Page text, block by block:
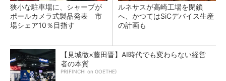
狭小な駐車場に、シャープが
ポールカメラ式製品発表 市
場シェア10％目指す
ルネサスが高崎工場を閉鎖
へ、かつてはSiCデバイス生産
の計画も
【見城徹×藤田晋】AI時代でも変わらない経営
者の本質
PR(FINCHI on GOETHE)